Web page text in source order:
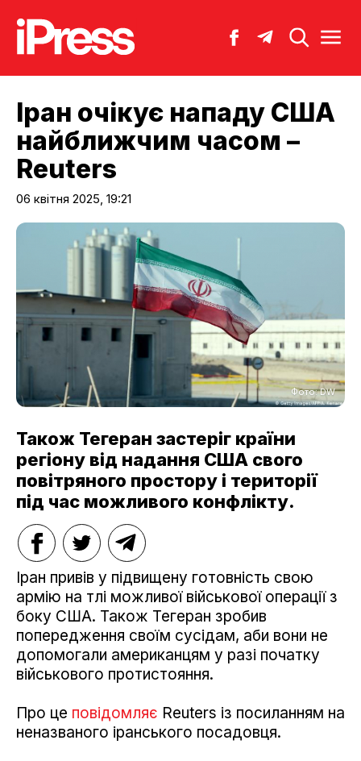
Іран очікує нападу США
найближчим часом –
Reuters
06 квітня 2025, 19:21
Фото: DW
Також Тегеран застеріг країни
регіону від надання США свого
повітряного простору і території
під час можливого конфлікту.
Іран привів у підвищену готовність свою
армію на тлі можливої військової операції з
боку США. Також Тегеран зробив
попередження своїм сусідам, аби вони не
допомогали американцям у разі початку
військового протистояння.
Про це повідомляє Reuters із посиланням на
неназваного іранського посадовця.